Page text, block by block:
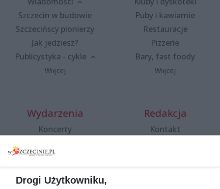
Szczecin w budowie
Szczecińscy pionierzy
Jak jedziesz?
Publicystyka - cykle
Więcej
Puby i kawiarnie
Restauracje
Pizzerie
Bary, fast foody
Więcej
Wydarzenia
Koncerty
Spacery i oprowadzania
targi
Redakcja
Kontakt
Drogi Użytkowniku,